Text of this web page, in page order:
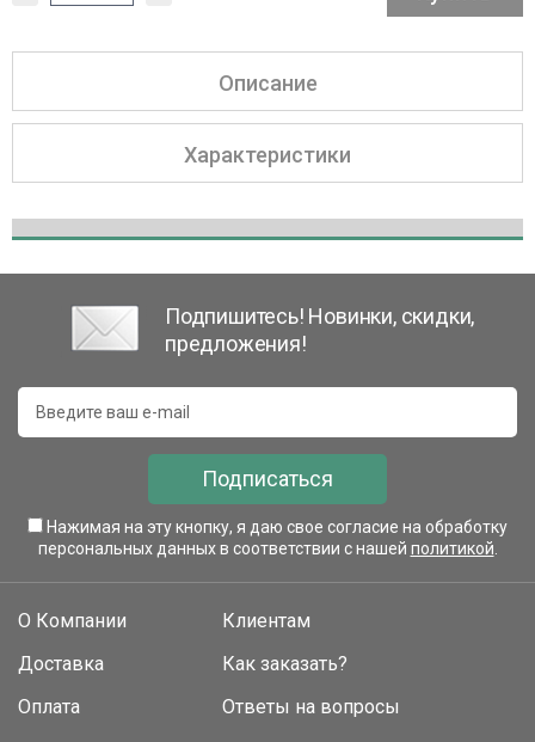
Описание
Характеристики
Подпишитесь! Новинки, скидки,
предложения!
Подписаться
Нажимая на эту кнопку, я даю свое согласие на обработку
персональных данных в соответствии с нашей политикой
О Компании
Доставка
Оплата
Клиентам
Как заказать?
Ответы на вопросы